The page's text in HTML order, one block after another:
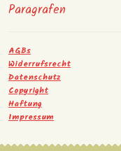
Paragrafen
AGBs
Widerrufsrecht
Datenschutz
Copyright
Haftung
Impressum